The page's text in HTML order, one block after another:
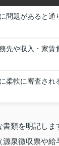
問題があると
先や収入・家
柔軟に審査さ
類を明記し
泉徴収票や